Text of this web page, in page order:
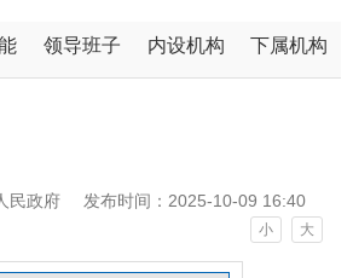
领导班子 内设机构 下属机构
民政府 发布时间：2025-10-09 16:40
小 大